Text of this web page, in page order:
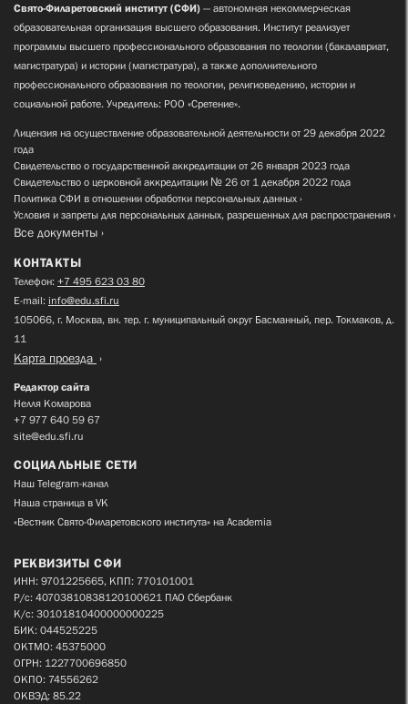
Свято-Филаретовский институт (СФИ) — автономная некоммерческая
образовательная организация высшего образования. Институт реализует
программы высшего профессионального образования по теологии (бакалавриат,
магистратура) и истории (магистратура), а также дополнительного
профессионального образования по теологии, религиоведению, истории и
социальной работе. Учредитель: РОО «Сретение».
Лицензия на осуществление образовательной деятельности от 29 декабря 2022
года
Свидетельство о государственной аккредитации от 26 января 2023 года
Свидетельство о церковной аккредитации № 26 от 1 декабря 2022 года
Политика СФИ в отношении обработки персональных данных
Условия и запреты для персональных данных, разрешенных для распространения
Все документы
КОНТАКТЫ
Телефон: +7 495 623 03 80
E-mail: info@edu.sfi.ru
105066, г. Москва, вн. тер. г. муниципальный округ Басманный, пер. Токмаков, д.
11
Карта проезда
Редактор сайта
Нелля Комарова
+7 977 640 59 67
site@edu.sfi.ru
СОЦИАЛЬНЫЕ СЕТИ
Наш Telegram-канал
Наша страница в VK
«Вестник Свято-Филаретовского института» на Academia
РЕКВИЗИТЫ СФИ
ИНН: 9701225665, КПП: 770101001
Р/с: 40703810838120100621 ПАО Сбербанк
К/с: 30101810400000000225
БИК: 044525225
ОКТМО: 45375000
ОГРН: 1227700696850
ОКПО: 74556262
ОКВЭД: 85.22